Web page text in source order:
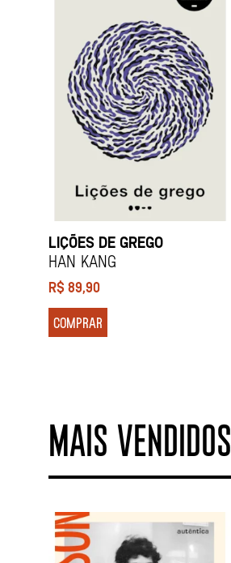
LIÇÕES DE GREGO
HAN KANG
R$89,90
COMPRAR
MAIS VENDIDOS